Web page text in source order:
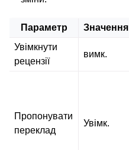
Параметр Значення
Увімкнути
рецензії
вимк.
Пропонувати
переклад
Увімк.